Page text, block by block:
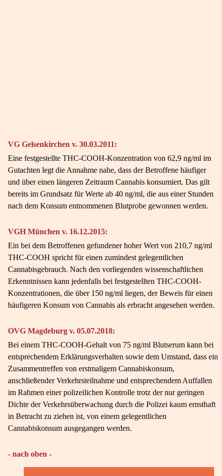
VG Gelsenkirchen v. 30.03.2011:
Eine festgestellte THC-COOH-Konzentration von 62,9 ng/ml im
Gutachten legt die Annahme nahe, dass der Betroffene häufiger
und über einen längeren Zeitraum Cannabis konsumiert. Das gilt
bereits im Grundsatz für Werte ab 40 ng/ml, die aus einer Stunden
nach dem Konsum entnommenen Blutprobe gewonnen werden.
VGH München v. 16.12.2015:
Ein bei dem Betroffenen gefundener hoher Wert von 210,7 ng/ml
THC-COOH spricht für einen zumindest gelegentlichen
Cannabisgebrauch. Nach den vorliegenden wissenschaftlichen
Erkenntnissen kann jedenfalls bei festgestellten THC-COOH-
Konzentrationen, die über 150 ng/ml liegen, der Beweis für einen
häufigeren Konsum von Cannabis als erbracht angesehen werden.
OVG Magdeburg v. 05.07.2018:
Bei einem THC-COOH-Gehalt von 75 ng/ml Blutserum kann bei
entsprechendem Erklärungsverhalten sowie dem Umstand, dass ein
Zusammentreffen von erstmaligem Cannabiskonsum,
anschließender Verkehrsteilnahme und entsprechendem Auffallen
im Rahmen einer polizeilichen Kontrolle trotz der nur geringen
Dichte der Verkehrsüberwachung durch die Polizei kaum ernsthaft
in Betracht zu ziehen ist, von einem gelegentlichen
Cannabiskonsum ausgegangen werden.
- nach oben -